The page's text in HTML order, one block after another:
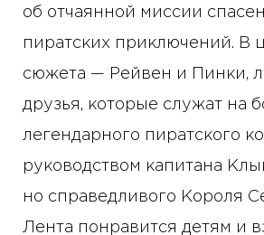
об отчаянной миссии
пиратских приключений. В
сюжета — Рейвен и Пинки,
друзья, которые служат на
легендарного пиратского
руководством капитана
но справедливого Короля
Лента понравится детям и